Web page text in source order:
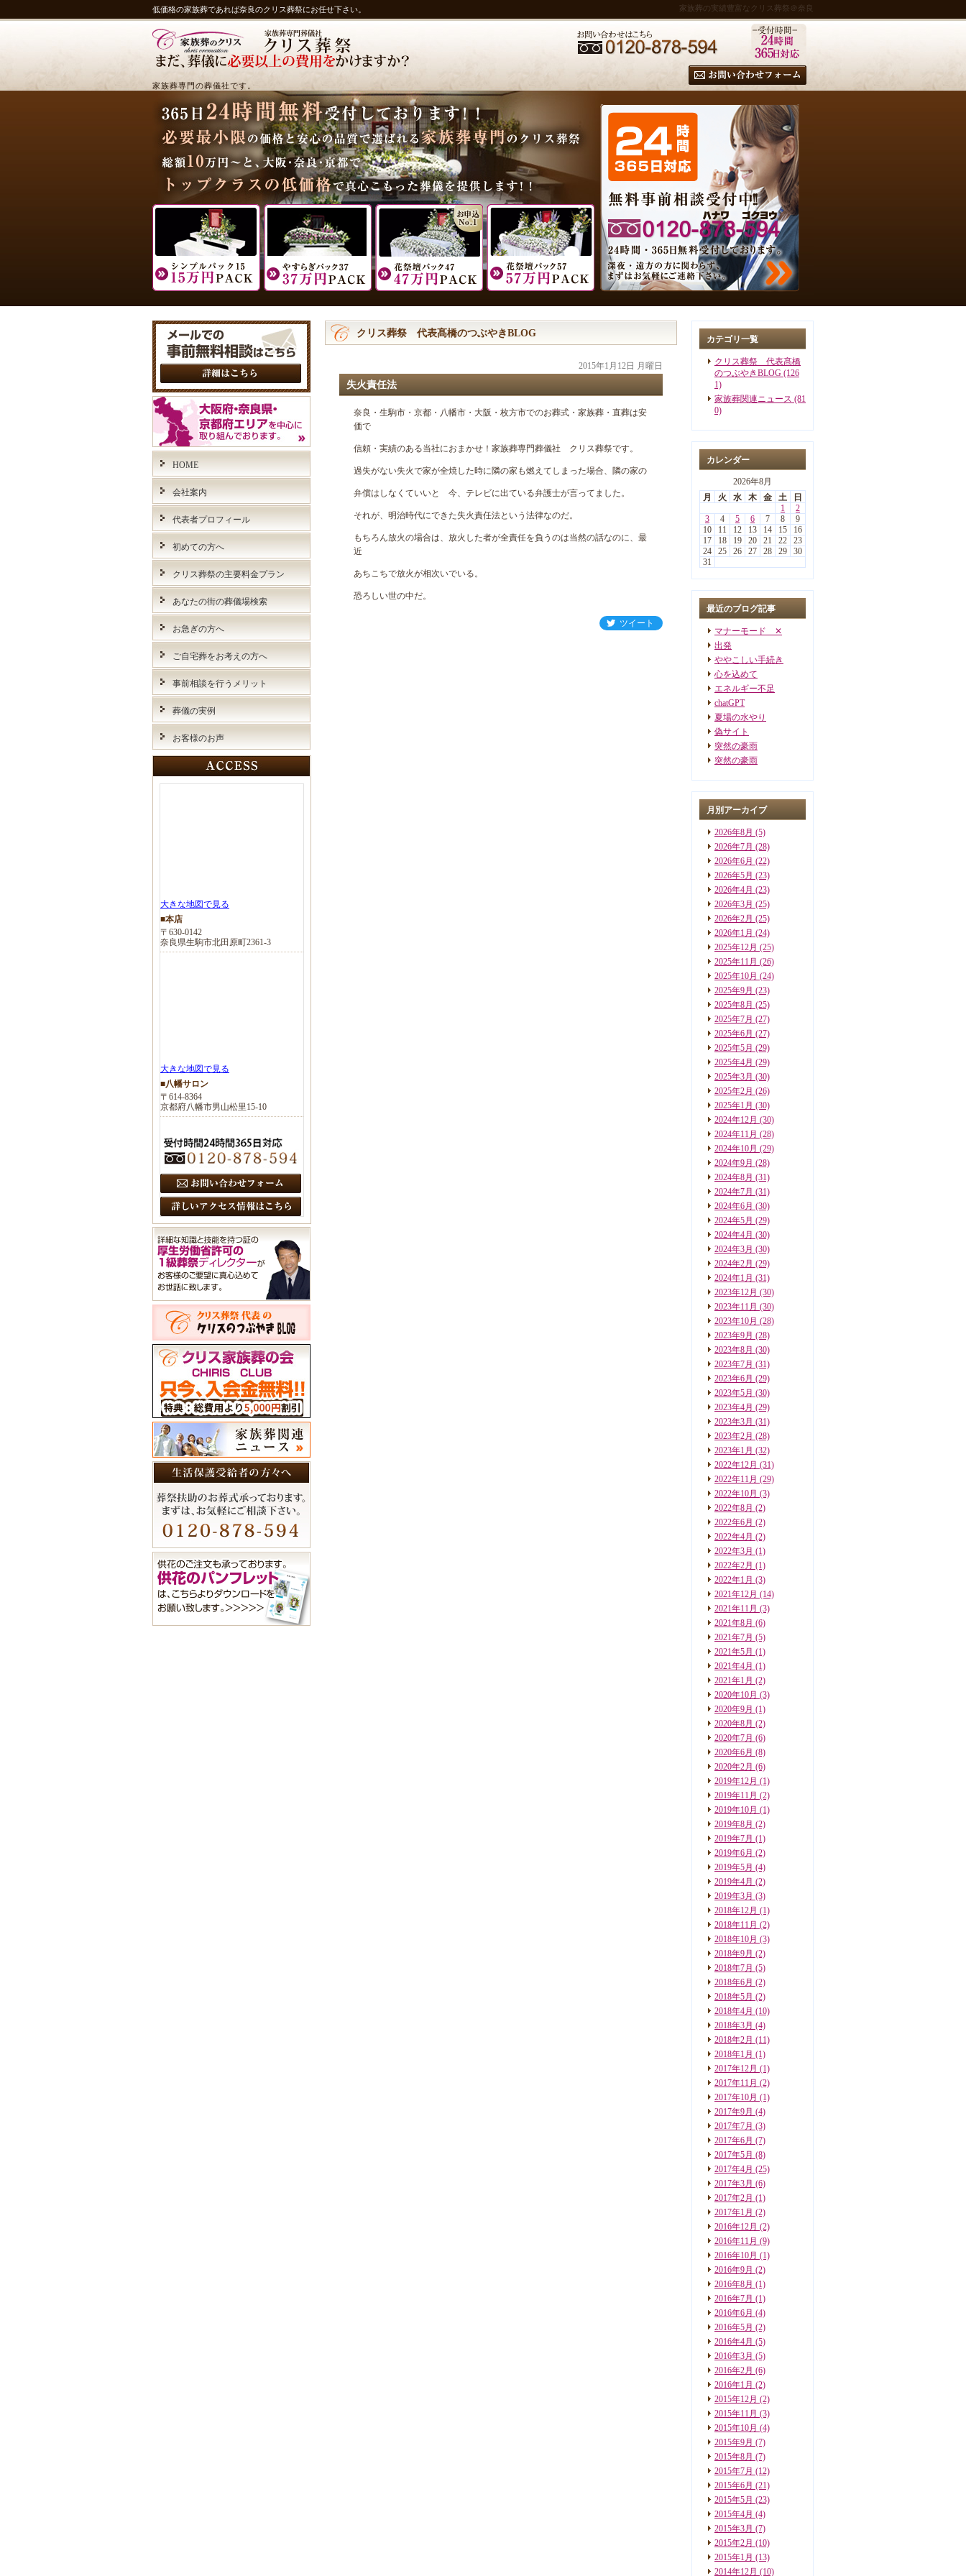
低価格の家族葬であれば奈良のクリス葬祭にお任せ下さい。 家族葬の実績豊富なクリス葬祭＠奈良
家族葬専門の葬儀社です。
クリス葬祭 代表髙橋のつぶやきBLOG
2015年1月12日 月曜日
失火責任法
奈良・生駒市・京都・八幡市・大阪・枚方市でのお葬式・家族葬・直葬は安
価で
信頼・実績のある当社におまかせ！家族葬専門葬儀社 クリス葬祭です。
過失がない失火で家が全焼した時に隣の家も燃えてしまった場合、隣の家の
弁償はしなくていいと 今、テレビに出ている弁護士が言ってました。
それが、明治時代にできた失火責任法という法律なのだ。
もちろん放火の場合は、放火した者が全責任を負うのは当然の話なのに、最
近
あちこちで放火が相次いでいる。
恐ろしい世の中だ。
ツイート
カテゴリ一覧
クリス葬祭 代表髙橋
のつぶやきBLOG (126
1)
家族葬関連ニュース (81
0)
カレンダー
2026年8月
月
火 水 木 金 土
日
1
2
3
4 5 6 7 8
9
10
11 12 13 14 15
16
17
18 19 20 21 22
23
24
25 26 27 28 29
30
31
最近のブログ記事
マナーモード ✕
出発
ややこしい手続き
心を込めて
エネルギー不足
chatGPT
夏場の水やり
偽サイト
突然の豪雨
突然の豪雨
月別アーカイブ
2026年8月 (5)
2026年7月 (28)
2026年6月 (22)
2026年5月 (23)
2026年4月 (23)
2026年3月 (25)
2026年2月 (25)
2026年1月 (24)
2025年12月 (25)
2025年11月 (26)
2025年10月 (24)
2025年9月 (23)
2025年8月 (25)
2025年7月 (27)
2025年6月 (27)
2025年5月 (29)
2025年4月 (29)
2025年3月 (30)
2025年2月 (26)
2025年1月 (30)
2024年12月 (30)
2024年11月 (28)
2024年10月 (29)
2024年9月 (28)
2024年8月 (31)
2024年7月 (31)
2024年6月 (30)
2024年5月 (29)
2024年4月 (30)
2024年3月 (30)
2024年2月 (29)
2024年1月 (31)
2023年12月 (30)
2023年11月 (30)
2023年10月 (28)
2023年9月 (28)
2023年8月 (30)
2023年7月 (31)
2023年6月 (29)
2023年5月 (30)
2023年4月 (29)
2023年3月 (31)
2023年2月 (28)
2023年1月 (32)
2022年12月 (31)
2022年11月 (29)
2022年10月 (3)
2022年8月 (2)
2022年6月 (2)
2022年4月 (2)
2022年3月 (1)
2022年2月 (1)
2022年1月 (3)
2021年12月 (14)
2021年11月 (3)
2021年8月 (6)
2021年7月 (5)
2021年5月 (1)
2021年4月 (1)
2021年1月 (2)
2020年10月 (3)
2020年9月 (1)
2020年8月 (2)
2020年7月 (6)
2020年6月 (8)
2020年2月 (6)
2019年12月 (1)
2019年11月 (2)
2019年10月 (1)
2019年8月 (2)
2019年7月 (1)
2019年6月 (2)
2019年5月 (4)
2019年4月 (2)
2019年3月 (3)
2018年12月 (1)
2018年11月 (2)
2018年10月 (3)
2018年9月 (2)
2018年7月 (5)
2018年6月 (2)
2018年5月 (2)
2018年4月 (10)
2018年3月 (4)
2018年2月 (11)
2018年1月 (1)
2017年12月 (1)
2017年11月 (2)
2017年10月 (1)
2017年9月 (4)
2017年7月 (3)
2017年6月 (7)
2017年5月 (8)
2017年4月 (25)
2017年3月 (6)
2017年2月 (1)
2017年1月 (2)
2016年12月 (2)
2016年11月 (9)
2016年10月 (1)
2016年9月 (2)
2016年8月 (1)
2016年7月 (1)
2016年6月 (4)
2016年5月 (2)
2016年4月 (5)
2016年3月 (5)
2016年2月 (6)
2016年1月 (2)
2015年12月 (2)
2015年11月 (3)
2015年10月 (4)
2015年9月 (7)
2015年8月 (7)
2015年7月 (12)
2015年6月 (21)
2015年5月 (23)
2015年4月 (4)
2015年3月 (7)
2015年2月 (10)
2015年1月 (13)
2014年12月 (10)
HOME
会社案内
代表者プロフィール
初めての方へ
クリス葬祭の主要料金プラン
あなたの街の葬儀場検索
お急ぎの方へ
ご自宅葬をお考えの方へ
事前相談を行うメリット
葬儀の実例
お客様のお声
大きな地図で見る
■本店
〒630-0142
奈良県生駒市北田原町2361-3
大きな地図で見る
■八幡サロン
〒614-8364
京都府八幡市男山松里15-10